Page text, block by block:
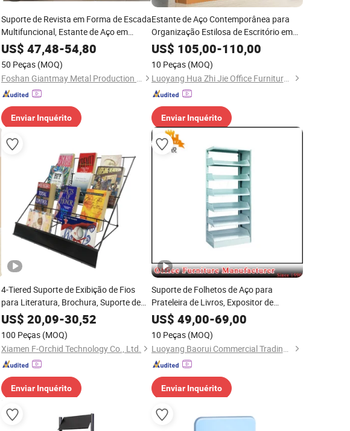
Suporte de Revista em Forma de Escada
Multifuncional, Estante de Aço em
Múltiplas Camadas para Exibição de
Livros
US$ 47,48-54,80
50 Peças (MOQ)
Foshan Giantmay Metal Production Co., Ltd.
Enviar Inquérito
Estante de Aço Contemporânea para
Organização Estilosa de Escritório em
Casa
US$ 105,00-110,00
10 Peças (MOQ)
Luoyang Hua Zhi Jie Office Furniture Co., Ltd.
Enviar Inquérito
4-Tiered Suporte de Exibição de Fios
para Literatura, Brochura, Suporte de
Revista, Mesa para Livros
US$ 20,09-30,52
100 Peças (MOQ)
Xiamen F-Orchid Technology Co., Ltd.
Enviar Inquérito
Suporte de Folhetos de Aço para
Prateleira de Livros, Expositor de
Revistas, Rack de Revistas de Lado
Único
US$ 49,00-69,00
10 Peças (MOQ)
Luoyang Baorui Commercial Trading Co., Ltd.
Enviar Inquérito